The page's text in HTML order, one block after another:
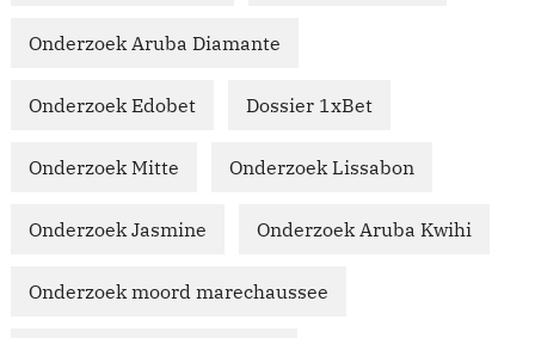
Onderzoek Aruba Diamante
Onderzoek Edobet Dossier 1xBet
Onderzoek Mitte Onderzoek Lissabon
Onderzoek Jasmine Onderzoek Aruba Kwihi
Onderzoek moord marechaussee